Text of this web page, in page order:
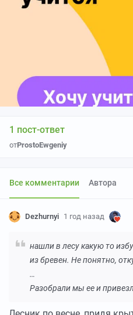
1 пост-ответ
отProstoEwgeniy
Все комментарии Автора
Dezhurnyi 1 год назад
нашли в лесу какую то
из бревен. Не понятно,
…
Разобрали мы ее и